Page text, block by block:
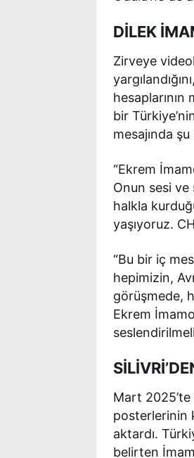
DİLEK
Zirveye
hesaplarının
bir
mesajında
“Ekrem
Onun sesi ve
halkla
yaşıyoruz.
“Bu bir iç
hepimizin,
görüşmede,
Ekrem
Mart
posterlerinin
aktardı.
belirten